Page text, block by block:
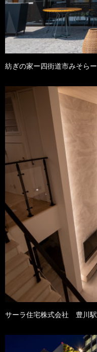
紡ぎの家ー四街道市みそらー
サーラ住宅株式会社 豊川